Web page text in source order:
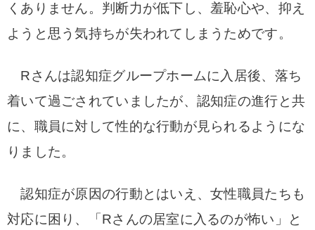
くありません。 判断力が低下し、羞恥心や、抑え
ようと思う気持ちが失われてしまうためです。
Rさんは認知症グループホームに入居後、落ち
着いて過ごされていましたが、認知症の進行と共
に、 職員に対して性的な行動が見られるようにな
りました。
認知症が原因の行動とはいえ、女性職員たちも
対応に困り、「Rさんの居室に入るのが怖い」と